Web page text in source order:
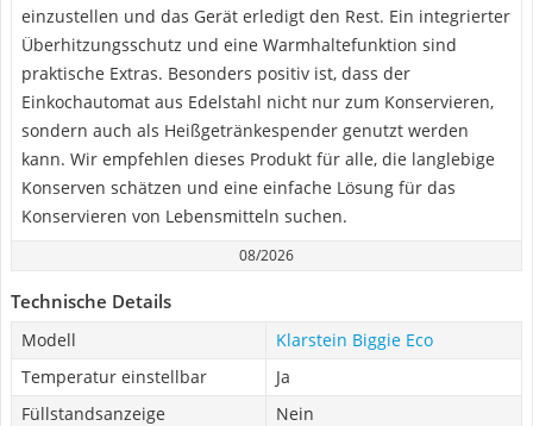
einzustellen und das Gerät erledigt den Rest. Ein integrierter
Überhitzungsschutz und eine Warmhaltefunktion sind
praktische Extras. Besonders positiv ist, dass der
Einkochautomat aus Edelstahl nicht nur zum Konservieren,
sondern auch als Heißgetränkespender genutzt werden
kann. Wir empfehlen dieses Produkt für alle, die langlebige
Konserven schätzen und eine einfache Lösung für das
Konservieren von Lebensmitteln suchen.
08/2026
Technische Details
Modell
Klarstein Biggie Eco
Temperatur einstellbar
Ja
Füllstandsanzeige
Nein